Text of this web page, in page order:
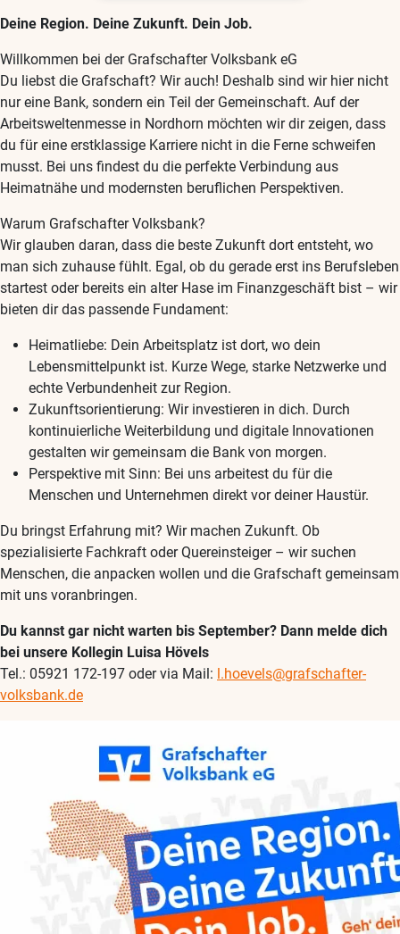
Deine Region. Deine Zukunft. Dein Job.
Willkommen bei der Grafschafter Volksbank eG
Du liebst die Grafschaft? Wir auch! Deshalb sind wir hier nicht
nur eine Bank, sondern ein Teil der Gemeinschaft. Auf der
Arbeitsweltenmesse in Nordhorn möchten wir dir zeigen, dass
du für eine erstklassige Karriere nicht in die Ferne schweifen
musst. Bei uns findest du die perfekte Verbindung aus
Heimatnähe und modernsten beruflichen Perspektiven.
Warum Grafschafter Volksbank?
Wir glauben daran, dass die beste Zukunft dort entsteht, wo
man sich zuhause fühlt. Egal, ob du gerade erst ins Berufsleben
startest oder bereits ein alter Hase im Finanzgeschäft bist – wir
bieten dir das passende Fundament:
Heimatliebe: Dein Arbeitsplatz ist dort, wo dein
Lebensmittelpunkt ist. Kurze Wege, starke Netzwerke und
echte Verbundenheit zur Region.
Zukunftsorientierung: Wir investieren in dich. Durch
kontinuierliche Weiterbildung und digitale Innovationen
gestalten wir gemeinsam die Bank von morgen.
Perspektive mit Sinn: Bei uns arbeitest du für die
Menschen und Unternehmen direkt vor deiner Haustür.
Du bringst Erfahrung mit? Wir machen Zukunft. Ob
spezialisierte Fachkraft oder Quereinsteiger – wir suchen
Menschen, die anpacken wollen und die Grafschaft gemeinsam
mit uns voranbringen.
Du kannst gar nicht warten bis September? Dann melde dich
bei unsere Kollegin Luisa Hövels
Tel.: 05921 172-197 oder via Mail: l.hoevels@grafschafter-
volksbank.de